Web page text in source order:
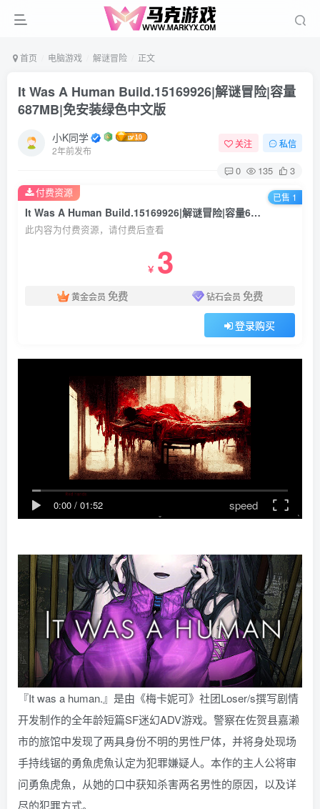
首页 电脑游戏 解谜冒险 正文
It Was A Human Build.15169926|解谜冒险|容量
687MB|免安装绿色中文版
小K同学
2年前发布
关注 私信
0 135 3
It Was A Human Build.15169926|解谜冒险|容量687MB|免安装绿色中文版
此内容为付费资源，请付费后查看
￥ 3
黄金会员 免费 钻石会员 免费
登录购买
付费资源 已售 1
0:00 / 01:52 speed
『It was a human.』是由《梅卡妮可》社团Loser/s撰写剧情
开发制作的全年龄短篇SF迷幻ADV游戏。警察在佐贺县嘉濑
市的旅馆中发现了两具身份不明的男性尸体，并将身处现场
手持线锯的勇魚虎魚认定为犯罪嫌疑人。本作的主人公将审
问勇魚虎魚，从她的口中获知杀害两名男性的原因，以及详
尽的犯罪方式。